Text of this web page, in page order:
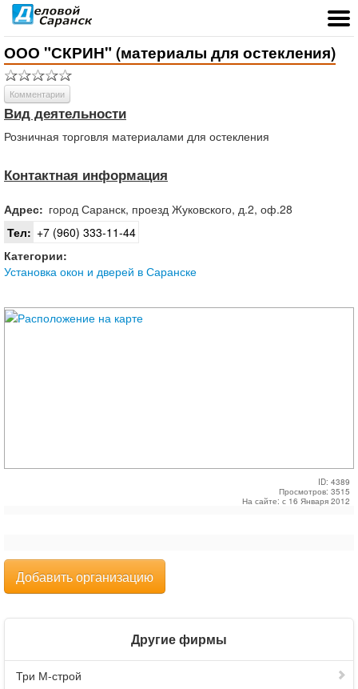
ООО "СКРИН" (материалы для остекления)
Комментарии
Вид деятельности
Розничная торговля материалами для остекления
Контактная информация
Адрес: город Саранск, проезд Жуковского, д.2, оф.28
Тел: +7 (960) 333-11-44
Категории:
Установка окон и дверей в Саранске
ID: 4389
Просмотров: 3515
На сайте: с 16 Января 2012
Добавить организацию
Другие фирмы
Три М-строй